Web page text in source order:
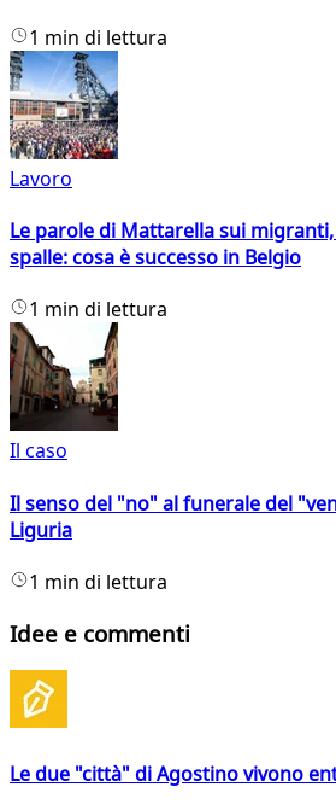
1 min di lettura
Lavoro
Le parole di Mattarella sui
spalle: cosa è successo in Belgio
1 min di lettura
Il caso
Il senso del "no" al funerale del
Liguria
1 min di lettura
Idee e commenti
Le due "città" di Agostino vivono